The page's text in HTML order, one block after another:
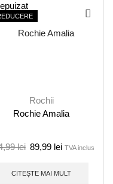
Rochii
Rochie Amalia
lei 89,99 lei TVA inclus
CITEȘTE MAI MULT